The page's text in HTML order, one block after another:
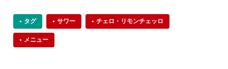
タグ サワー チェロ・リモンチェッロ
メニュー